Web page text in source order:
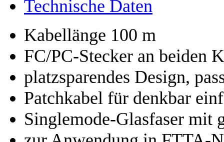
Technische Daten
Kabellänge 100 m
FC/PC-Stecker an beiden
platzsparendes Design,
Patchkabel für denkbar
Singlemode-Glasfaser mit